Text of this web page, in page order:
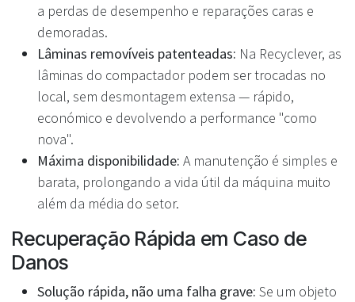
a perdas de desempenho e reparações caras e
demoradas.
Lâminas removíveis patenteadas: Na Recyclever, as
lâminas do compactador podem ser trocadas no
local, sem desmontagem extensa — rápido,
económico e devolvendo a performance "como
nova".
Máxima disponibilidade: A manutenção é simples e
barata, prolongando a vida útil da máquina muito
além da média do setor.
Recuperação Rápida em Caso de
Danos
Solução rápida, não uma falha grave: Se um objeto